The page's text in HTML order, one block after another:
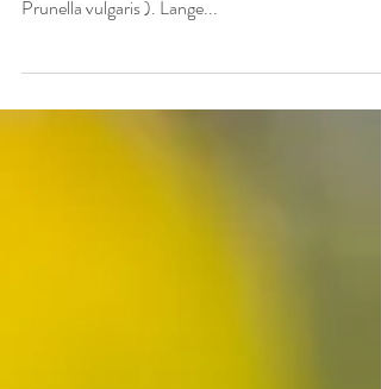
Prunella vulgaris Manchmal wachsen kleine
Prunella vulgaris ). Lange...